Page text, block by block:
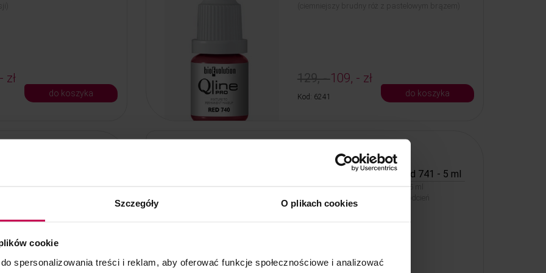
Szczegóły O plikach cookies
cookie
spersonalizowania treści i reklam, aby oferować funkcje społecznościowe i analizować
zł
do koszyka
(ciemniejszy brudny róż z pastelowym brązem)
129, -109, - zł
Kod: 6241 do koszyka
Red 741 - 0,7 ml
nasycony brązowy
Bioevolution Qline PRO Red 741 - 5 ml
(ciemniejszy nasycony brązowy odcień
terrakota)
129, - 109, - zł